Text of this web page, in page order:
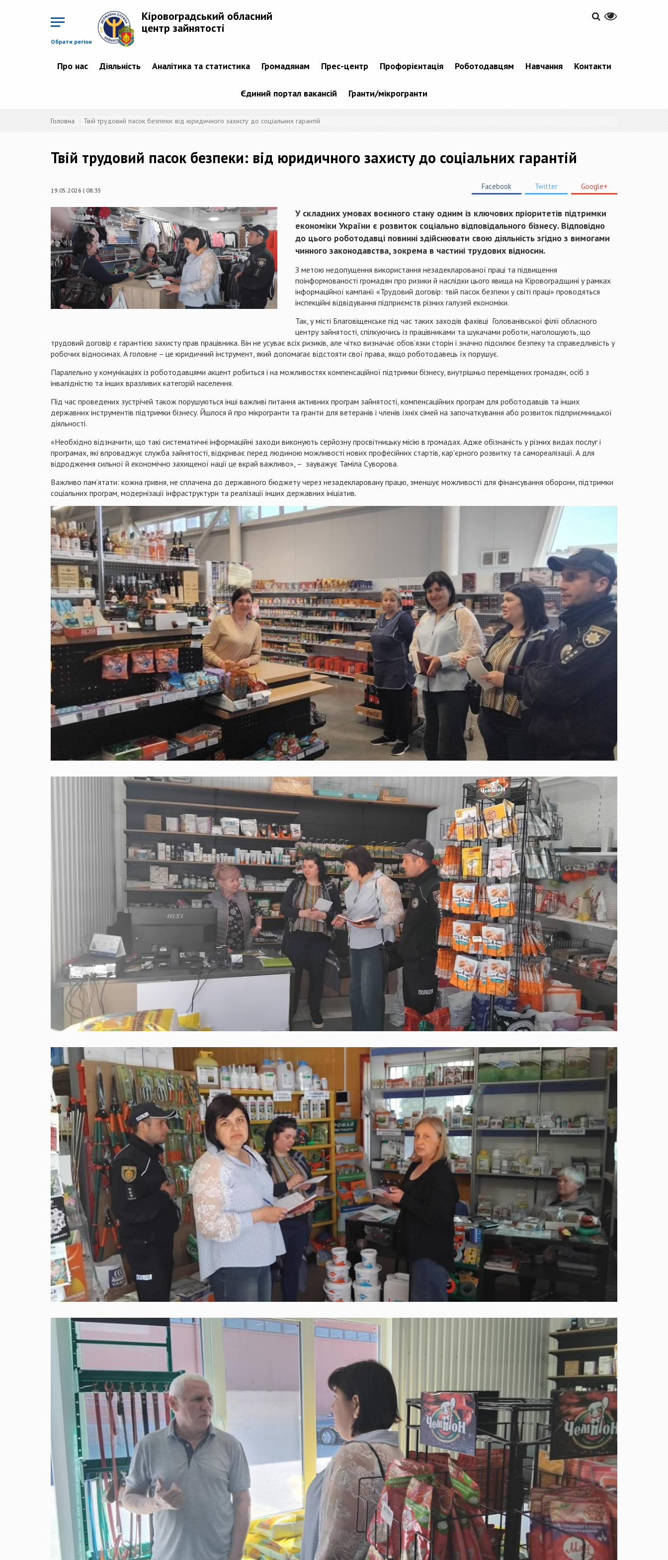
Обрати регіон
Кіровоградський обласний
центр зайнятості
Про нас Діяльність Аналітика та статистика Громадянам Прес-центр Профорієнтація Роботодавцям Навчання Контакти
Єдиний портал вакансій Гранти/мікрогранти
Головна Твій трудовий пасок безпеки: від юридичного захисту до соціальних гарантій
Твій трудовий пасок безпеки: від юридичного захисту до соціальних гарантій
19.05.2026 | 08:35 Facebook Twitter Google+
У складних умовах воєнного стану одним із ключових пріоритетів підтримки
економіки України є розвиток соціально відповідального бізнесу. Відповідно
до цього роботодавці повинні здійснювати свою діяльність згідно з вимогами
чинного законодавства, зокрема в частині трудових відносин.
З метою недопущення використання незадекларованої праці та підвищення
поінформованості громадян про ризики й наслідки цього явища на Кіровоградщині у рамках
інформаційної кампанії «Трудовий договір: твій пасок безпеки у світі праці» проводяться
інспекційні відвідування підприємств різних галузей економіки.
Так, у місті Благовіщенське під час таких заходів фахівці Голованівської філії обласного
центру зайнятості, спілкуючись із працівниками та шукачами роботи, наголошують, що
трудовий договір є гарантією захисту прав працівника. Він не усуває всіх ризиків, але чітко визначає обов’язки сторін і значно підсилює безпеку та справедливість у
робочих відносинах. А головне – це юридичний інструмент, який допомагає відстояти свої права, якщо роботодавець їх порушує.
Паралельно у комунікаціях із роботодавцями акцент робиться і на можливостях компенсаційної підтримки бізнесу, внутрішньо переміщених громадян, осіб з
інвалідністю та інших вразливих категорій населення.
Під час проведених зустрічей також порушуються інші важливі питання активних програм зайнятості, компенсаційних програм для роботодавців та інших
державних інструментів підтримки бізнесу. Йшлося й про мікрогранти та гранти для ветеранів і членів їхніх сімей на започаткування або розвиток підприємницької
діяльності.
«Необхідно відзначити, що такі систематичні інформаційні заходи виконують серйозну просвітницьку місію в громадах. Адже обізнаність у різних видах послуг і
програмах, які впроваджує служба зайнятості, відкриває перед людиною можливості нових професійних стартів, кар’єрного розвитку та самореалізації. А для
відродження сильної й економічно захищеної нації це вкрай важливо», – зауважує Таміла Суворова.
Важливо пам’ятати: кожна гривня, не сплачена до державного бюджету через незадекларовану працю, зменшує можливості для фінансування оборони, підтримки
соціальних програм, модернізації інфраструктури та реалізації інших державних ініціатив.